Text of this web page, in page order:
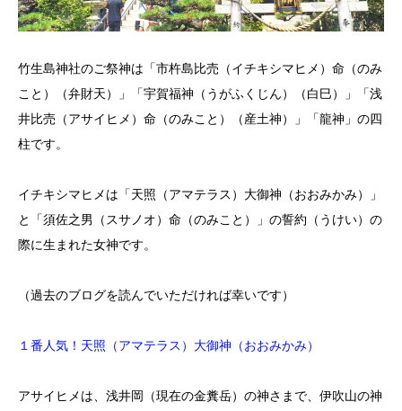
竹生島神社のご祭神は「市杵島比売（イチキシマヒメ）命（のみ
こと）（弁財天）」「宇賀福神（うがふくじん）（白巳）」「浅
井比売（アサイヒメ）命（のみこと）（産土神）」「龍神」の四
柱です。
イチキシマヒメは「天照（アマテラス）大御神（おおみかみ）」
と「須佐之男（スサノオ）命（のみこと）」の誓約（うけい）の
際に生まれた女神です。
（過去のブログを読んでいただければ幸いです）
１番人気！天照（アマテラス）大御神（おおみかみ）
アサイヒメは、浅井岡（現在の金糞岳）の神さまで、伊吹山の神